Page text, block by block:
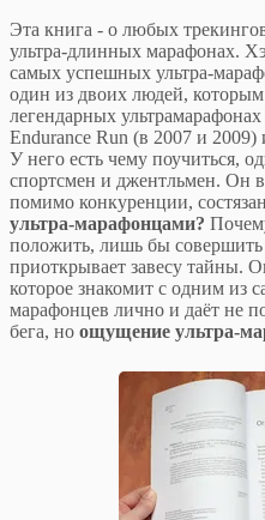
Эта книга - о любых
ультра-длинных марафонах.
самых успешных ультра-
один из двоих людей, которым
легендарных
Endurance Run (в 2007 и
У него есть чему поучиться,
спортсмен и джентльмен. Он
помимо конкуренции,
ультра-марафонцами?
положить, лишь бы
приоткрывает завесу тайны.
которое знакомит с одним из
марафонцев лично и даёт не
бега, но ощущение ультра-